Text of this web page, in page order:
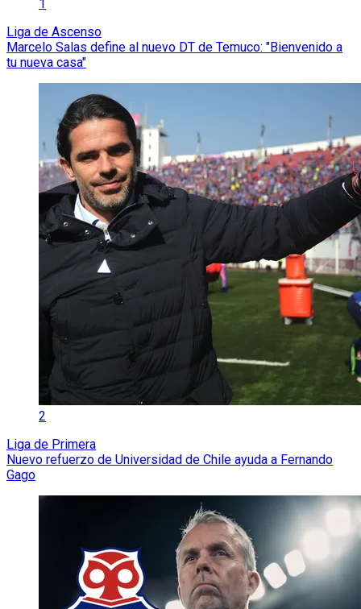
1
Liga de Ascenso
Marcelo Salas define al nuevo DT de Temuco: "Bienvenido a
tu nueva casa"
2
Liga de Primera
Nuevo refuerzo de Universidad de Chile ayuda a Fernando
Gago